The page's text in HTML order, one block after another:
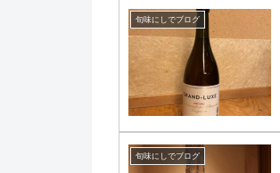
旬味にしでブログ
旬味にしでブログ